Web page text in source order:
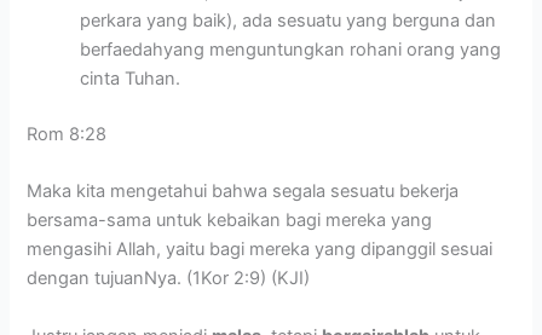
perkara yang baik), ada sesuatu yang berguna dan
berfaedahyang menguntungkan rohani orang yang
cinta Tuhan.
Rom 8:28
Maka kita mengetahui bahwa segala sesuatu bekerja
bersama-sama untuk kebaikan bagi mereka yang
mengasihi Allah, yaitu bagi mereka yang dipanggil sesuai
dengan tujuanNya. (1Kor 2:9) (KJI)